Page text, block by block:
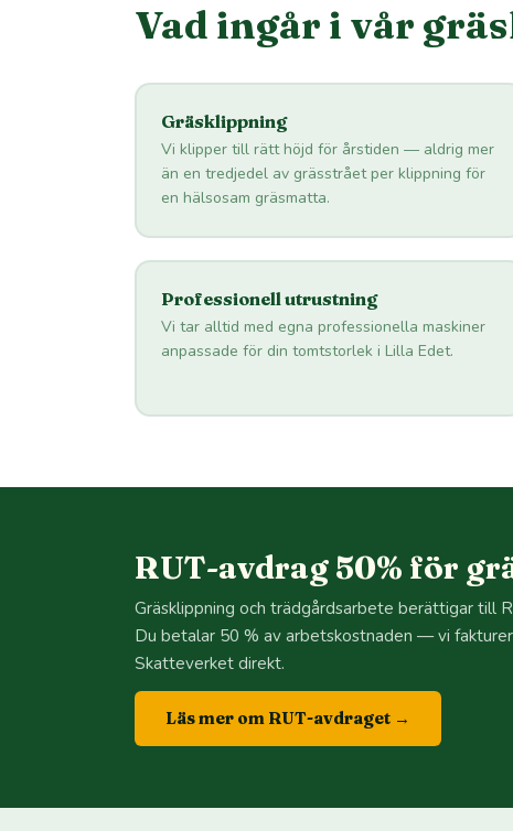
Vad ingår i vår
Gräsklippning
Vi klipper till rätt höjd för årstiden — aldrig mer
än en tredjedel av grässtrået per klippning för
en hälsosam gräsmatta.
Professionell utrustning
Vi tar alltid med egna professionella maskiner
anpassade för din tomtstorlek i Lilla Edet.
RUT-avdrag 50% för
Gräsklippning och trädgårdsarbete berättigar till
Du betalar 50 % av arbetskostnaden — vi
Skatteverket direkt.
Läs mer om RUT-avdraget →